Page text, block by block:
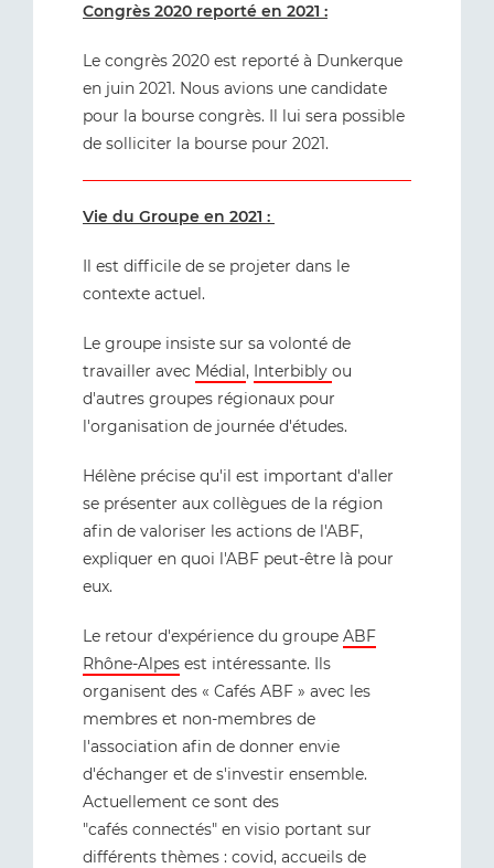
Congrès 2020 reporté en 2021 :
Le congrès 2020 est reporté à Dunkerque
en juin 2021. Nous avions une candidate
pour la bourse congrès. Il lui sera possible
de solliciter la bourse pour 2021.
Vie du Groupe en 2021 :
Il est difficile de se projeter dans le
contexte actuel.
Le groupe insiste sur sa volonté de
travailler avec Médial, Interbibly ou
d'autres groupes régionaux pour
l'organisation de journée d'études.
Hélène précise qu'il est important d'aller
se présenter aux collègues de la région
afin de valoriser les actions de l'ABF,
expliquer en quoi l'ABF peut-être là pour
eux.
Le retour d'expérience du groupe ABF
Rhône-Alpes est intéressante. Ils
organisent des « Cafés ABF » avec les
membres et non-membres de
l'association afin de donner envie
d'échanger et de s'investir ensemble.
Actuellement ce sont des
"cafés connectés" en visio portant sur
différents thèmes : covid, accueils de